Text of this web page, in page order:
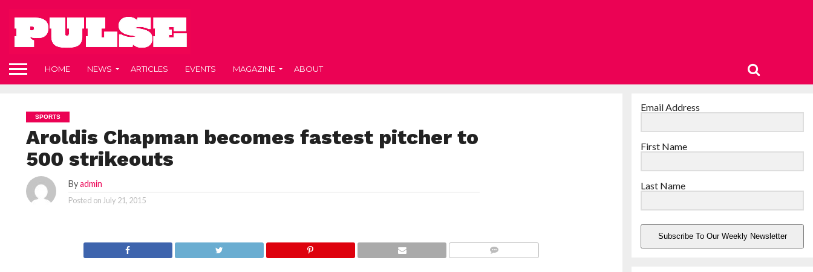
HOME NEWS ARTICLES EVENTS MAGAZINE ABOUT
SPORTS
Aroldis Chapman becomes fastest pitcher to
500 strikeouts
Byadmin
Posted on July 21, 2015
Email Address
First Name
Last Name
Subscribe To Our Weekly Newsletter